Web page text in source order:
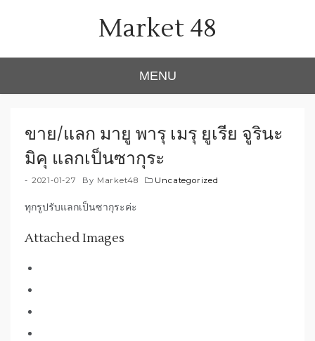
Market 48
MENU
ขาย/แลก มายู พารุ เมรุ ยูเรีย จูรินะ
มิคุ แลกเป็นซากุระ
2021-01-27 By Market48 Uncategorized
ทุกรูปรับแลกเป็นซากุระค่ะ
Attached Images